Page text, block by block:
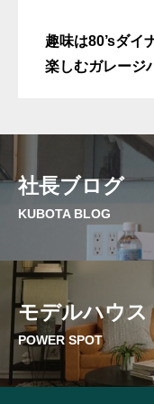
趣味は80’sダイ
楽しむガレージ
社長ブログ
KUBOTA BLOG
モデルハウス
POWER SPOT